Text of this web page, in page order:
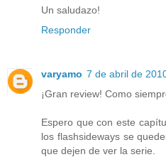
Un saludazo!
Responder
varyamo 7 de abril de
¡Gran review! Como
Espero que con este
los flashsideways se
que dejen de ver la serie.